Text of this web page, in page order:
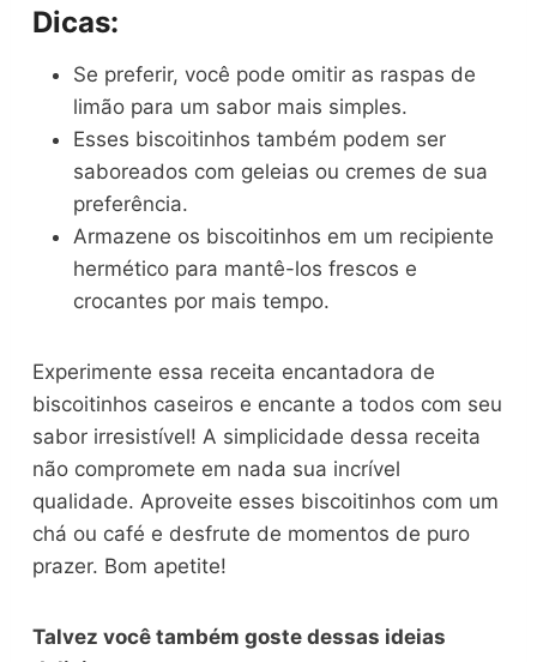
Dicas:
Se preferir, você pode omitir as raspas de
limão para um sabor mais simples.
Esses biscoitinhos também podem ser
saboreados com geleias ou cremes de sua
preferência.
Armazene os biscoitinhos em um recipiente
hermético para mantê-los frescos e
crocantes por mais tempo.
Experimente essa receita encantadora de
biscoitinhos caseiros e encante a todos com seu
sabor irresistível! A simplicidade dessa receita
não compromete em nada sua incrível
qualidade. Aproveite esses biscoitinhos com um
chá ou café e desfrute de momentos de puro
prazer. Bom apetite!
Talvez você também goste dessas ideias